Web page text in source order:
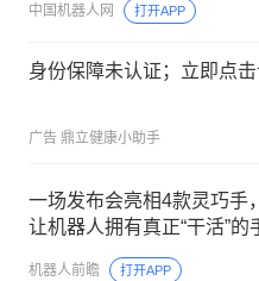
中国机器人网 打开APP
身份保障未认证；立即点
广告 鼎立健康小助手
一场发布会亮相4款灵巧手
让机器人拥有真正“干活”的
机器人前瞻 打开APP